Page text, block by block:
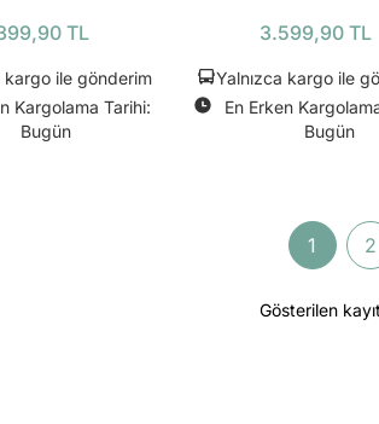
TL
kargo ile gönderim
Kargolama Tarihi:
Bugün
3.599,90 TL
Yalnızca kargo ile
En Erken
Bugün
1 2
Gösterilen